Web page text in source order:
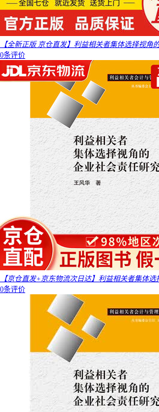
【全新正版 京仓直发】利益相关者集体选择视角
0条评价
【京仓直发+京东物流次日达】利益相关者集体
0条评价